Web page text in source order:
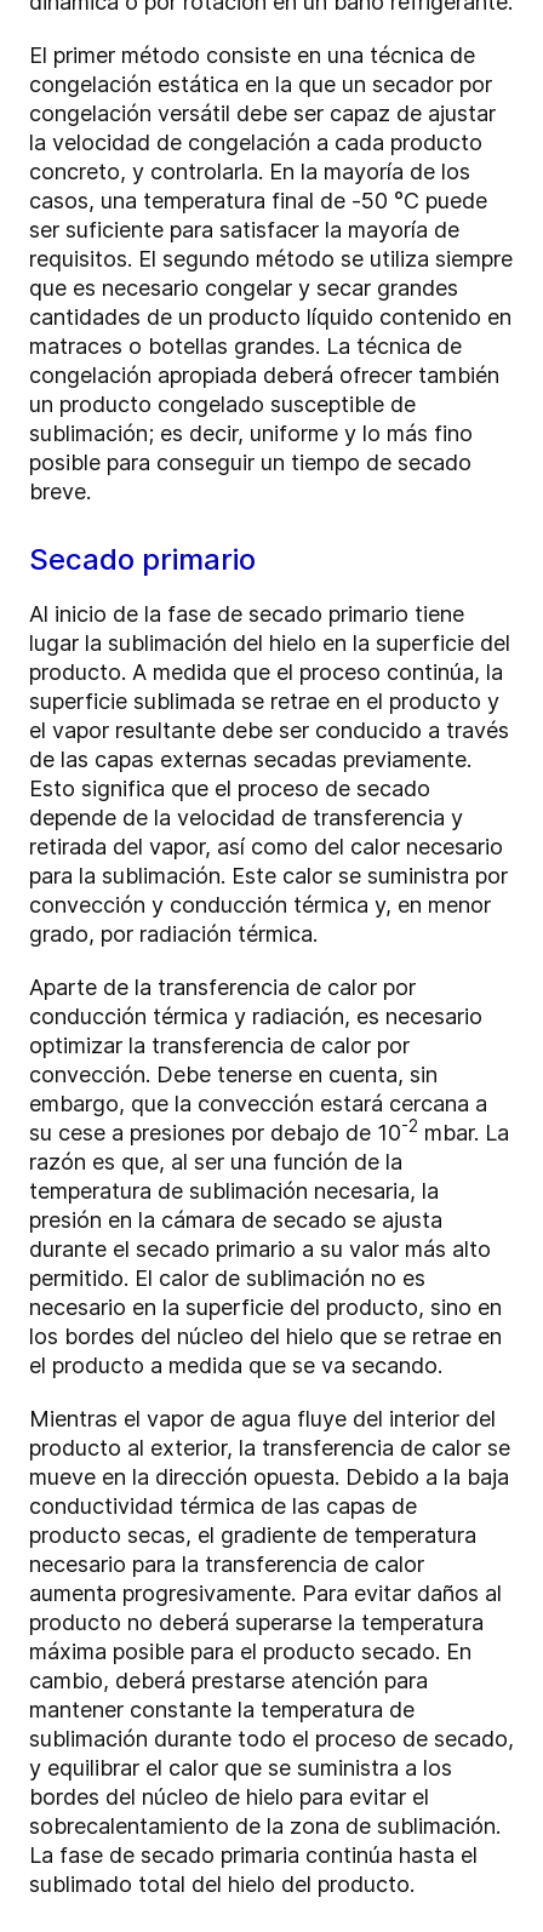
El primer método consiste en una técnica de
congelación estática en la que un secador por
congelación versátil debe ser capaz de ajustar
la velocidad de congelación a cada producto
concreto, y controlarla. En la mayoría de los
casos, una temperatura final de -50 °C puede
ser suficiente para satisfacer la mayoría de
requisitos. El segundo método se utiliza siempre
que es necesario congelar y secar grandes
cantidades de un producto líquido contenido en
matraces o botellas grandes. La técnica de
congelación apropiada deberá ofrecer también
un producto congelado susceptible de
sublimación; es decir, uniforme y lo más fino
posible para conseguir un tiempo de secado
breve.
Secado primario
Al inicio de la fase de secado primario tiene
lugar la sublimación del hielo en la superficie del
producto. A medida que el proceso continúa, la
superficie sublimada se retrae en el producto y
el vapor resultante debe ser conducido a través
de las capas externas secadas previamente.
Esto significa que el proceso de secado
depende de la velocidad de transferencia y
retirada del vapor, así como del calor necesario
para la sublimación. Este calor se suministra por
convección y conducción térmica y, en menor
grado, por radiación térmica.
Aparte de la transferencia de calor por
conducción térmica y radiación, es necesario
optimizar la transferencia de calor por
convección. Debe tenerse en cuenta, sin
embargo, que la convección estará cercana a
su cese a presiones por debajo de 10-2 mbar. La
razón es que, al ser una función de la
temperatura de sublimación necesaria, la
presión en la cámara de secado se ajusta
durante el secado primario a su valor más alto
permitido. El calor de sublimación no es
necesario en la superficie del producto, sino en
los bordes del núcleo del hielo que se retrae en
el producto a medida que se va secando.
Mientras el vapor de agua fluye del interior del
producto al exterior, la transferencia de calor se
mueve en la dirección opuesta. Debido a la baja
conductividad térmica de las capas de
producto secas, el gradiente de temperatura
necesario para la transferencia de calor
aumenta progresivamente. Para evitar daños al
producto no deberá superarse la temperatura
máxima posible para el producto secado. En
cambio, deberá prestarse atención para
mantener constante la temperatura de
sublimación durante todo el proceso de secado,
y equilibrar el calor que se suministra a los
bordes del núcleo de hielo para evitar el
sobrecalentamiento de la zona de sublimación.
La fase de secado primaria continúa hasta el
sublimado total del hielo del producto.